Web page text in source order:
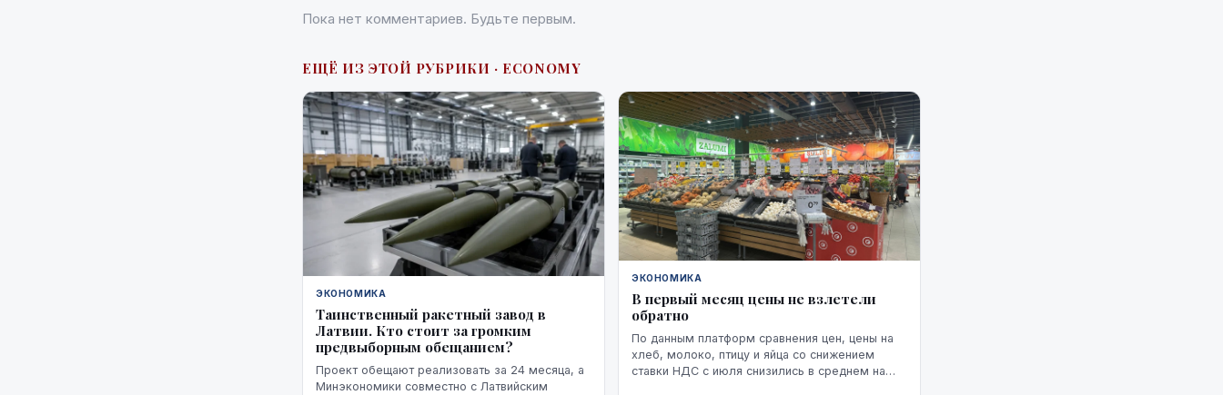
Пока нет комментариев. Будьте первым.
ЕЩЁ ИЗ ЭТОЙ РУБРИКИ · ECONOMY
ЭКОНОМИКА
Таинственный ракетный завод в
Латвии. Кто стоит за громким
предвыборным обещанием?
Проект обещают реализовать за 24 месяца, а
Минэкономики совместно с Латвийским
ЭКОНОМИКА
В первый месяц цены не взлетели
обратно
По данным платформ сравнения цен, цены на
хлеб, молоко, птицу и яйца со снижением
ставки НДС с июля снизились в среднем на